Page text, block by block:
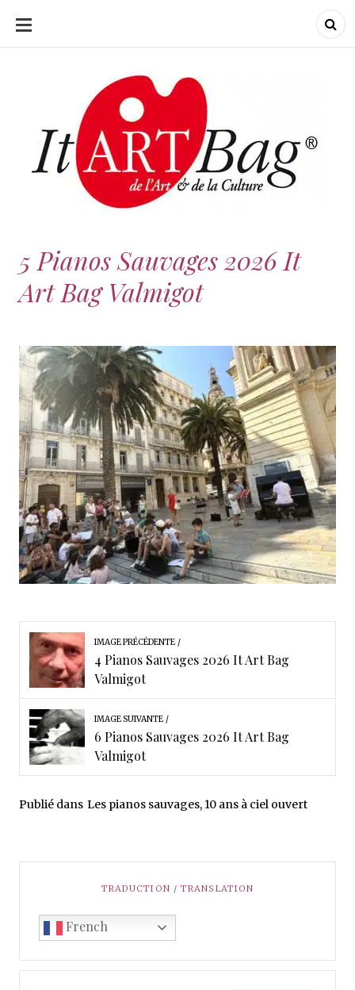
ALLER
CONTENU
ItArtBag
ItArtBag
5 Pianos Sauvages 2026 It
Art Bag Valmigot
IMAGE PRÉCÉDENTE
4 Pianos Sauvages 2026 It Art Bag
Valmigot
IMAGE SUIVANTE
6 Pianos Sauvages 2026 It Art Bag
Valmigot
Publié dans Les pianos sauvages, 10 ans à ciel ouvert
TRADUCTION / TRANSLATION
French